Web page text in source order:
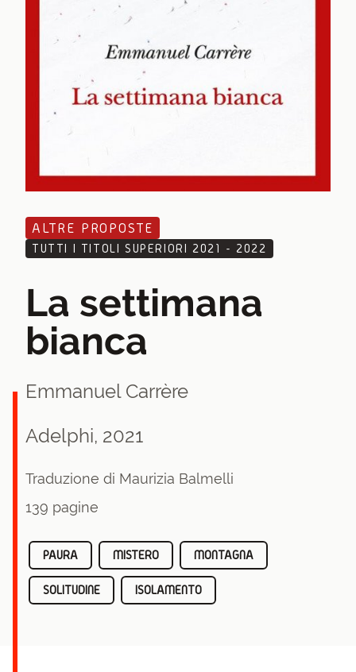
ALTRE PROPOSTE
TUTTI I TITOLI SUPERIORI 2021 - 2022
La settimana
bianca
Emmanuel Carrère
Adelphi, 2021
Traduzione di Maurizia Balmelli
139 pagine
PAURA MISTERO MONTAGNA
SOLITUDINE ISOLAMENTO